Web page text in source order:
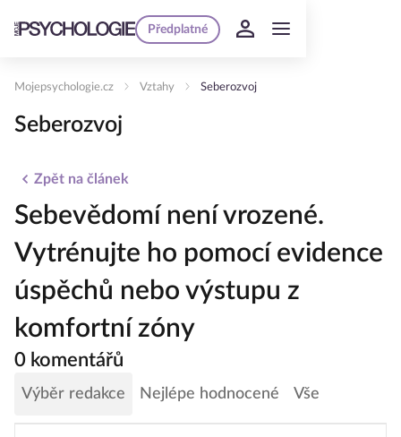
Předplatné
Mojepsychologie.cz Vztahy Seberozvoj
Seberozvoj
Zpět na článek
Sebevědomí není vrozené.
Vytrénujte ho pomocí evidence
úspěchů nebo výstupu z
komfortní zóny
0 komentářů
Výběr redakce Nejlépe hodnocené Vše